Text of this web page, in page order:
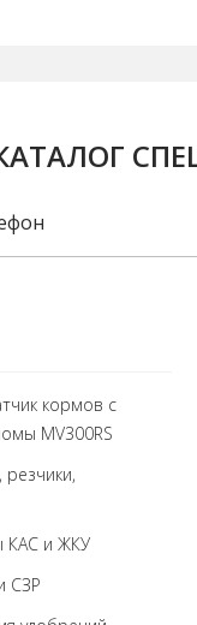
кормов с
MV300RS
КАС и ЖКУ
СЗР